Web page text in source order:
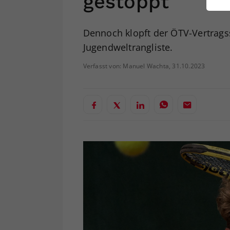
Dennoch klopft der ÖTV-
Jugendweltrangliste.
Verfasst von: Manuel Wachta, 31.10.2023